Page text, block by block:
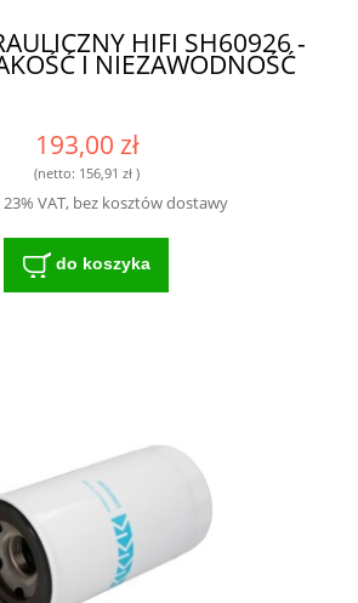
HIFI SH60926 -
I NIEZAWODNOŚĆ
193,00 zł
(netto: 156,91 zł)
VAT, bez kosztów dostawy
do koszyka